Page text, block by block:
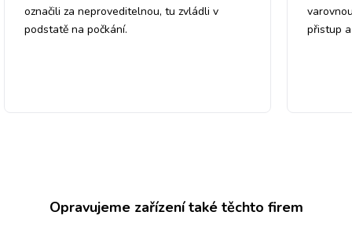
označili za neproveditelnou, tu zvládli v
podstatě na počkání.
přistup
Opravujeme zařízení také těchto firem